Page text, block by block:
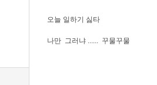
오늘 일하기 싫타
나만 그러냐 ...... 꾸물꾸물